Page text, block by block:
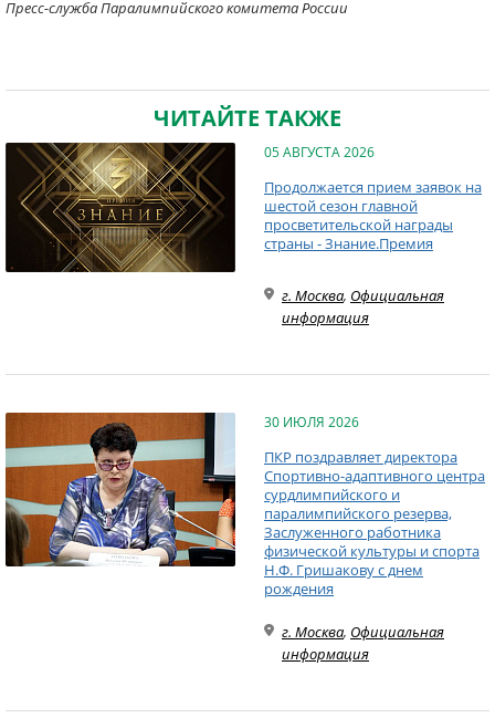
Пресс-служба Паралимпийского комитета России
ЧИТАЙТЕ ТАКЖЕ
05 АВГУСТА 2026
Продолжается прием заявок на
шестой сезон главной
просветительской награды
страны - Знание.Премия
г. Москва, Официальная
информация
30 ИЮЛЯ 2026
ПКР поздравляет директора
Спортивно-адаптивного центра
сурдлимпийского и
паралимпийского резерва,
Заслуженного работника
физической культуры и спорта
Н.Ф. Гришакову с днем
рождения
г. Москва, Официальная
информация